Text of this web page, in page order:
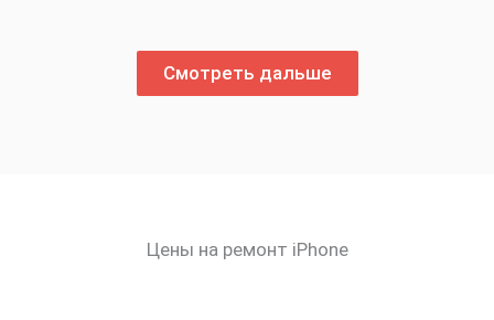
Смотреть дальше
Цены на ремонт iPhone